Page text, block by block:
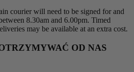
courier will need to be signed for and
8.30am and 6.00pm. Timed
may be available at an extra cost.
OD NAS